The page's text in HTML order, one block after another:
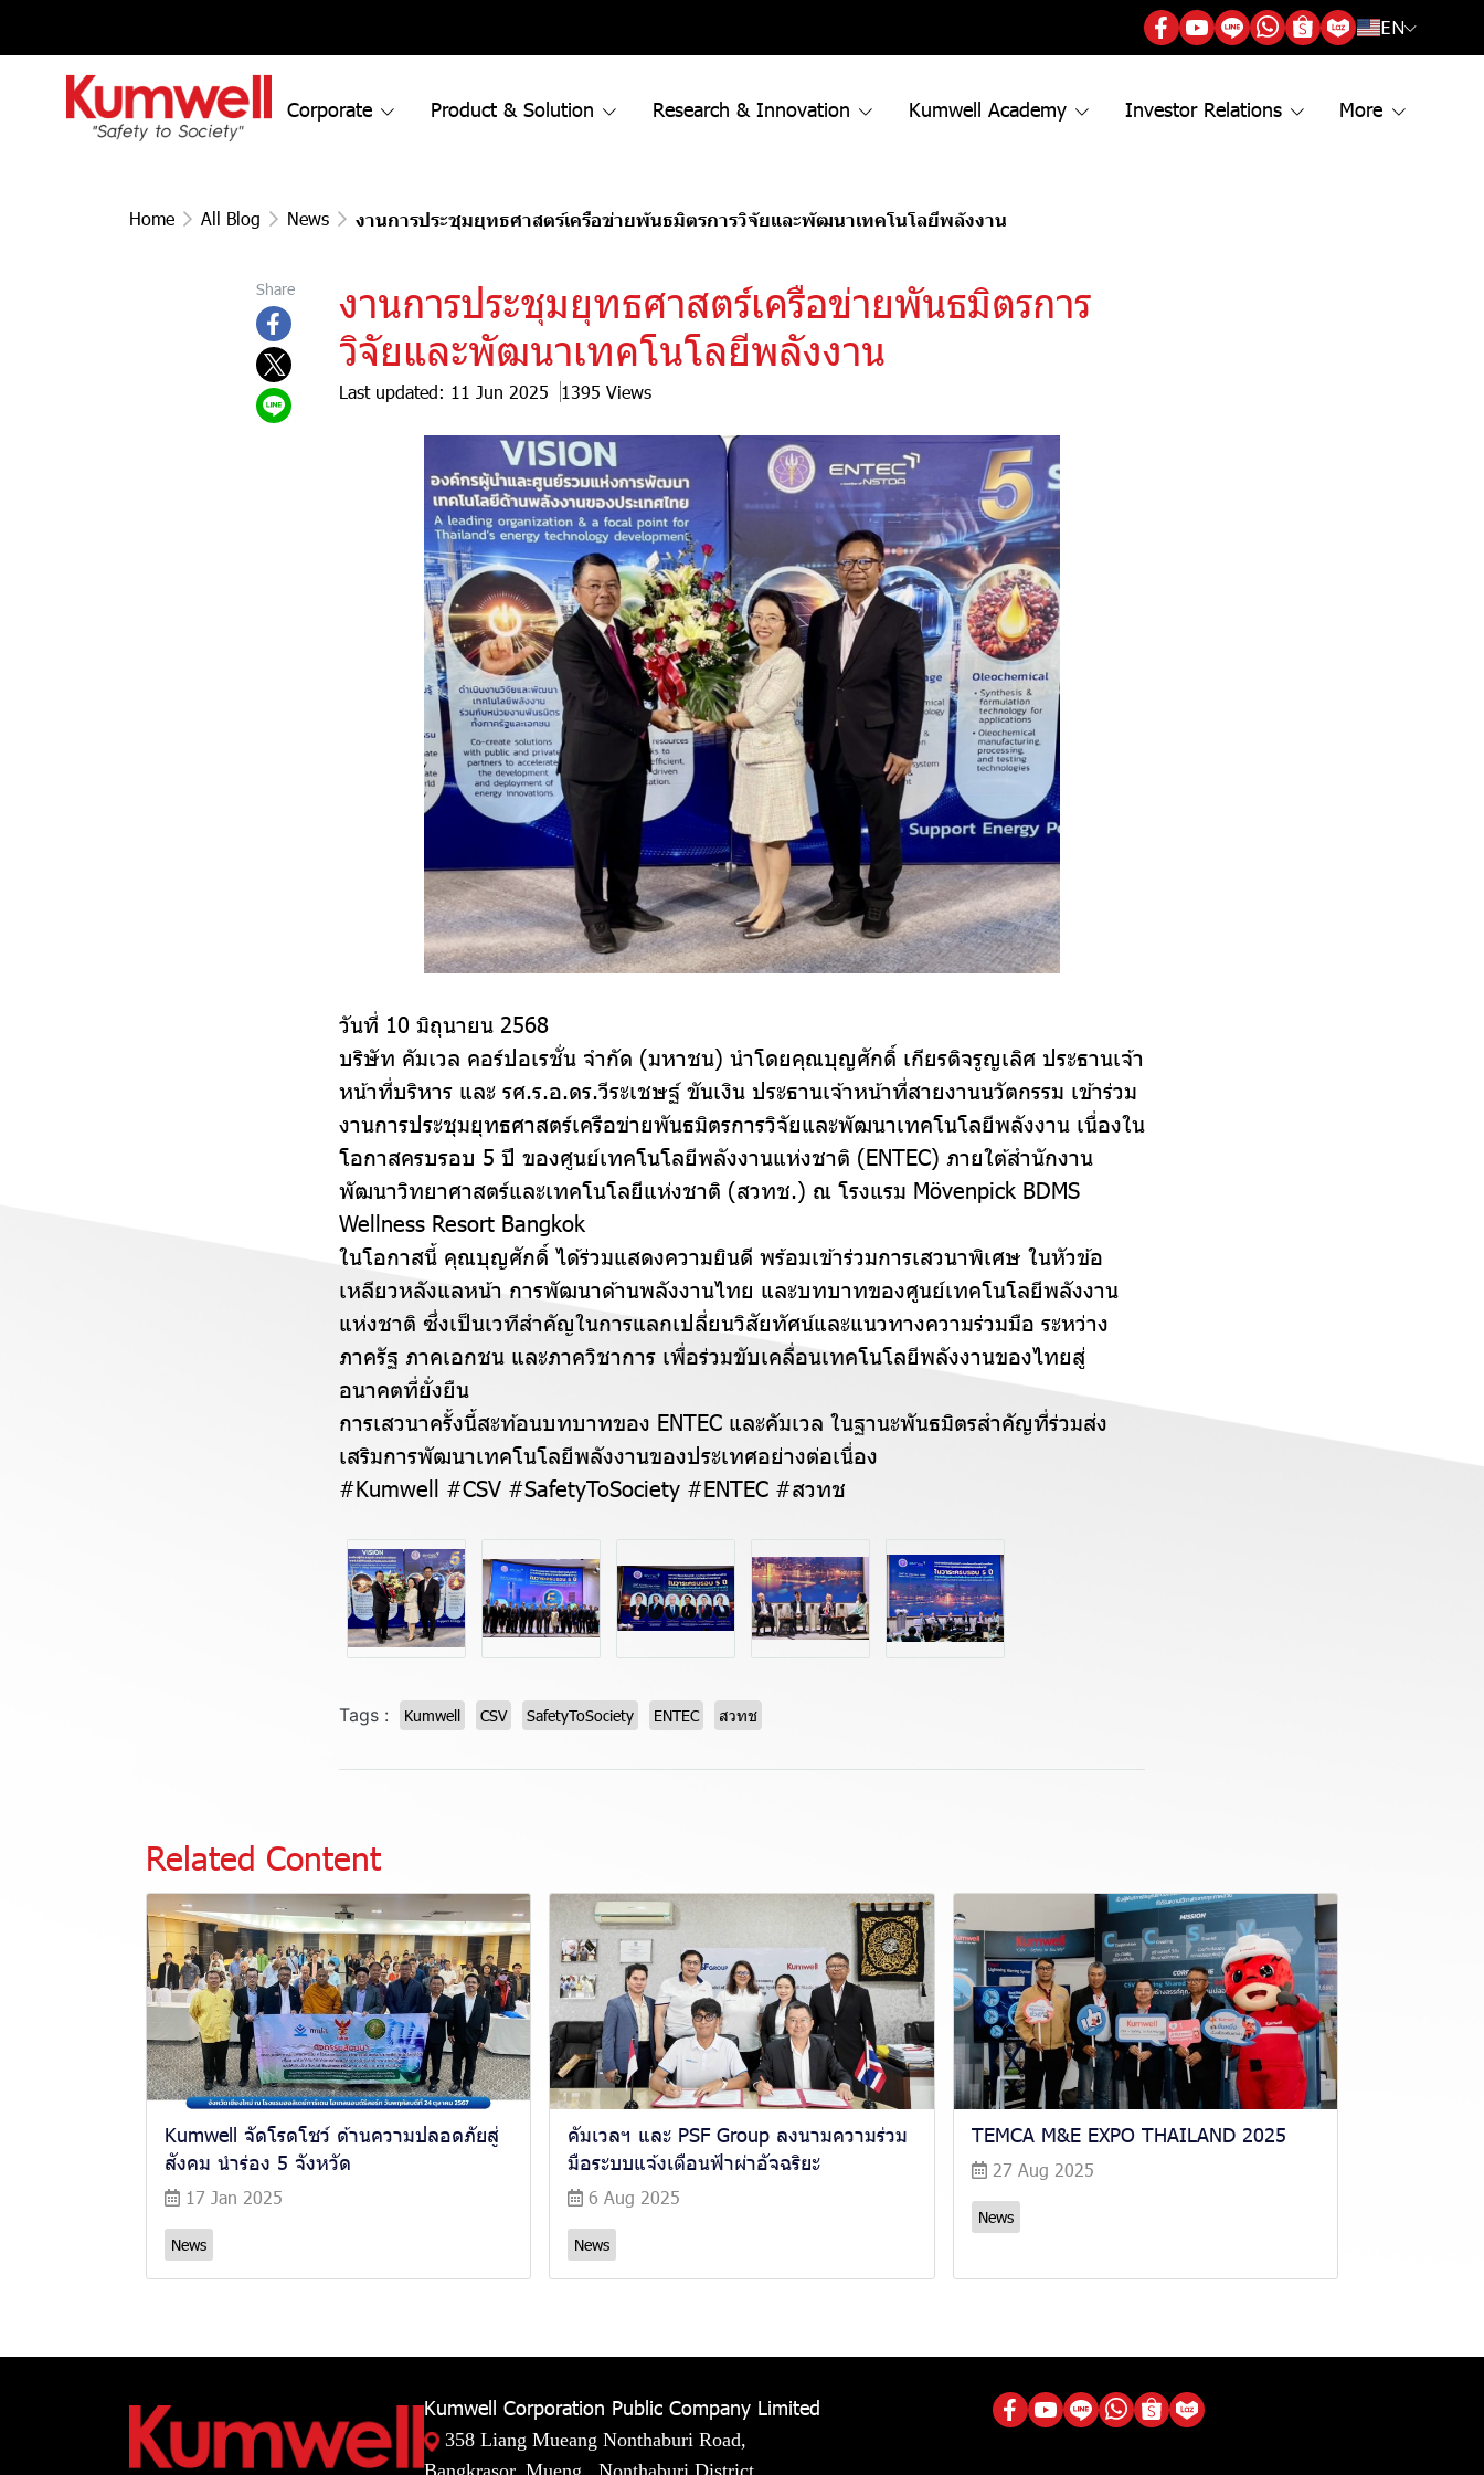
EN
Corporate Product & Solution Research & Innovation Kumwell Academy Investor Relations More
Home All Blog News งานการประชุมยุทธศาสตร์เครือข่ายพันธมิตรการวิจัยและพัฒนาเทคโนโลยีพลังงาน
Share
งานการประชุมยุทธศาสตร์เครือข่ายพันธมิตรการ
วิจัยและพัฒนาเทคโนโลยีพลังงาน
Last updated: 11 Jun 2025 1395 Views
วันที่ 10 มิถุนายน 2568
บริษัท คัมเวล คอร์ปอเรชั่น จำกัด (มหาชน) นำโดยคุณบุญศักดิ์ เกียรติจรูญเลิศ ประธานเจ้า
หน้าที่บริหาร และ รศ.ร.อ.ดร.วีระเชษฐ์ ขันเงิน ประธานเจ้าหน้าที่สายงานนวัตกรรม เข้าร่วม
งานการประชุมยุทธศาสตร์เครือข่ายพันธมิตรการวิจัยและพัฒนาเทคโนโลยีพลังงาน เนื่องใน
โอกาสครบรอบ 5 ปี ของศูนย์เทคโนโลยีพลังงานแห่งชาติ (ENTEC) ภายใต้สำนักงาน
พัฒนาวิทยาศาสตร์และเทคโนโลยีแห่งชาติ (สวทช.) ณ โรงแรม Mövenpick BDMS
Wellness Resort Bangkok
ในโอกาสนี้ คุณบุญศักดิ์ ได้ร่วมแสดงความยินดี พร้อมเข้าร่วมการเสวนาพิเศษ ในหัวข้อ
เหลียวหลังแลหน้า การพัฒนาด้านพลังงานไทย และบทบาทของศูนย์เทคโนโลยีพลังงาน
แห่งชาติ ซึ่งเป็นเวทีสำคัญในการแลกเปลี่ยนวิสัยทัศน์และแนวทางความร่วมมือ ระหว่าง
ภาครัฐ ภาคเอกชน และภาควิชาการ เพื่อร่วมขับเคลื่อนเทคโนโลยีพลังงานของไทยสู่
อนาคตที่ยั่งยืน
การเสวนาครั้งนี้สะท้อนบทบาทของ ENTEC และคัมเวล ในฐานะพันธมิตรสำคัญที่ร่วมส่ง
เสริมการพัฒนาเทคโนโลยีพลังงานของประเทศอย่างต่อเนื่อง
#Kumwell #CSV #SafetyToSociety #ENTEC #สวทช
Tags : Kumwell CSV SafetyToSociety ENTEC สวทช
Related Content
Kumwell จัดโรดโชว์ ด้านความปลอดภัยสู่
สังคม นำร่อง 5 จังหวัด
17 Jan 2025
News
คัมเวลฯ และ PSF Group ลงนามความร่วม
มือระบบแจ้งเตือนฟ้าผ่าอัจฉริยะ
6 Aug 2025
News
TEMCA M&E EXPO THAILAND 2025
27 Aug 2025
News
Kumwell Corporation Public Company Limited
358 Liang Mueang Nonthaburi Road,